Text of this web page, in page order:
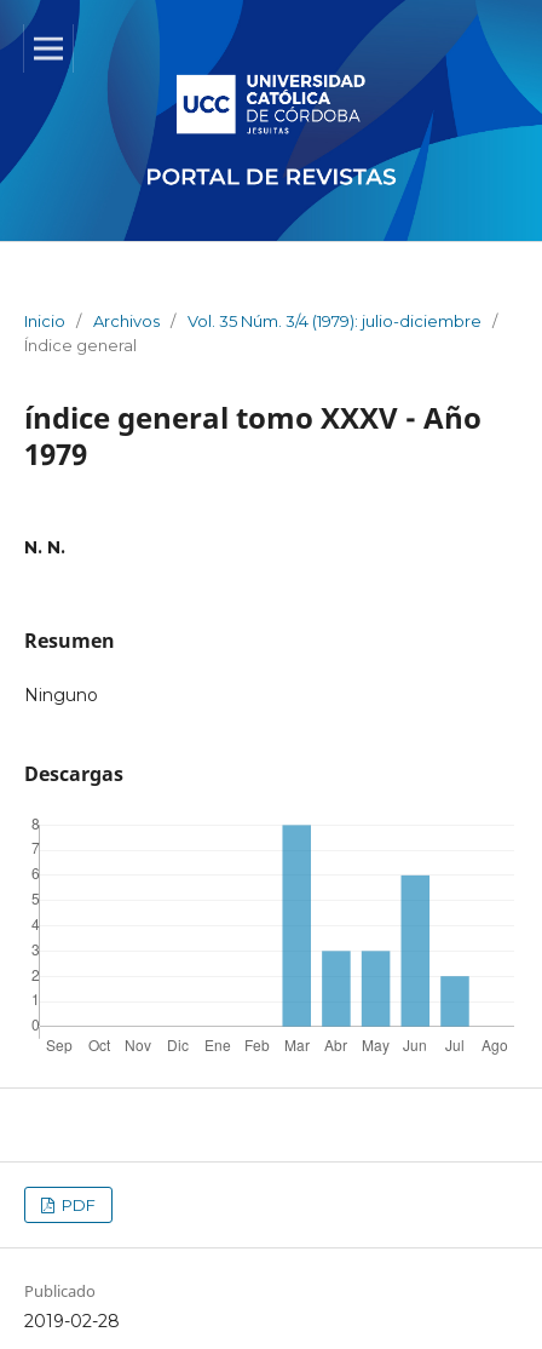
Inicio / Archivos / Vol. 35 Núm. 3/4 (1979): julio-diciembre
/
Índice general
índice general tomo XXXV - Año
1979
N. N.
Resumen
Ninguno
Descargas
PDF
Publicado
2019-02-28